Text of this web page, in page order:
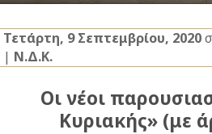
Τετάρτη, 9 Σεπτεμβρίου, 2020
| Ν.Δ.Κ.
Οι νέοι
Κυριακής» (με